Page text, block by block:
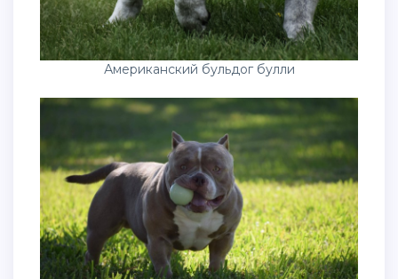
Американский бульдог булли